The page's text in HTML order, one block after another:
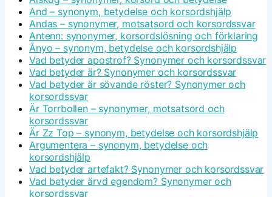
And – synonym, betydelse och korsordshjälp
Andas – synonymer, motsatsord och korsordssvar
Antenn: synonymer, korsordslösning och förklaring
Ånyo – synonym, betydelse och korsordshjälp
Vad betyder apostrof? Synonymer och korsordssvar
Vad betyder är? Synonymer och korsordssvar
Vad betyder är sövande röster? Synonymer och
korsordssvar
Är Torrbollen – synonymer, motsatsord och
korsordssvar
Är Zz Top – synonym, betydelse och korsordshjälp
Argumentera – synonym, betydelse och
korsordshjälp
Vad betyder artefakt? Synonymer och korsordssvar
Vad betyder ärvd egendom? Synonymer och
korsordssvar